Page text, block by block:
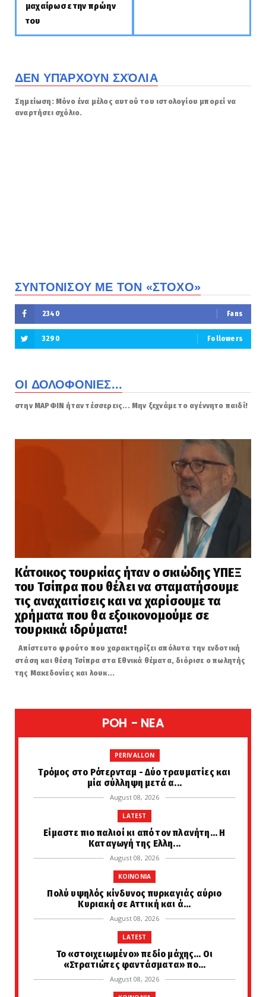
μαχαίρωσε την πρώην
του
ΔΕΝ ΥΠΆΡΧΟΥΝ ΣΧΌΛΙΑ
Σημείωση: Μόνο ένα μέλος αυτού του ιστολογίου μπορεί να
αναρτήσει σχόλιο.
ΣΥΝΤΟΝΙΣΟΥ ΜΕ ΤΟΝ «ΣΤΟΧΟ»
2340 Fans
3290 Followers
ΟΙ ΔΟΛΟΦΟΝΙΕΣ...
στην ΜΑΡΦΙΝ ήταν τέσσερεις... Μην ξεχνάμε το αγέννητο παιδί!
Κάτοικος τουρκίας ήταν ο σκιώδης ΥΠΕΞ
του Τσίπρα που θέλει να σταματήσουμε
τις αναχαιτίσεις και να χαρίσουμε τα
χρήματα που θα εξοικονομούμε σε
τουρκικά ιδρύματα!
Απίστευτο φρούτο που χαρακτηρίζει απόλυτα την ενδοτική
στάση και θέση Τσίπρα στα Εθνικά θέματα, διόρισε ο πωλητής
της Μακεδονίας και λουκ...
POH - NEA
PERIVALLON
Tρόμος στο Ρότερνταμ - Δύο τραυματίες και
μία σύλληψη μετά α...
August 08, 2026
LATEST
Είμαστε πιο παλιοί κι από τον πλανήτη... Η
Καταγωγή της Ελλη...
August 08, 2026
KOINONIA
Πολύ υψηλός κίνδυνος πυρκαγιάς αύριο
Κυριακή σε Αττική και ά...
August 08, 2026
LATEST
Το «στοιχειωμένο» πεδίο μάχης… Οι
«Στρατιώτες φαντάσματα» πο...
August 08, 2026